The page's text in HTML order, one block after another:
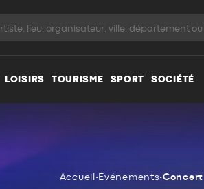
LOISIRS TOURISME SPORT SOCIÉTÉ
Accueil •Événements•Concert